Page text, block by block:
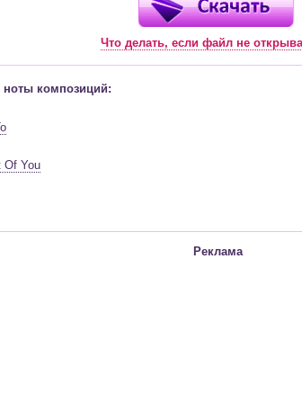
Что делать, если файл не
ноты композиций:
Of You
Реклама